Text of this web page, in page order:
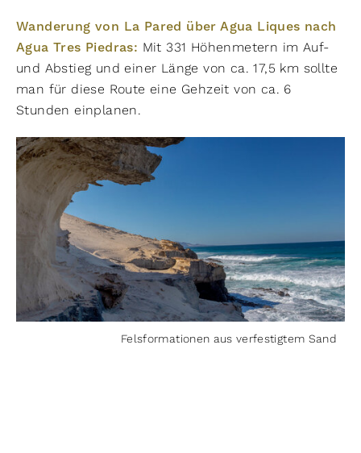
Wanderung von La Pared über Agua Liques nach
Agua Tres Piedras: Mit 331 Höhenmetern im Auf-
und Abstieg und einer Länge von ca. 17,5 km sollte
man für diese Route eine Gehzeit von ca. 6
Stunden einplanen.
Felsformationen aus verfestigtem Sand